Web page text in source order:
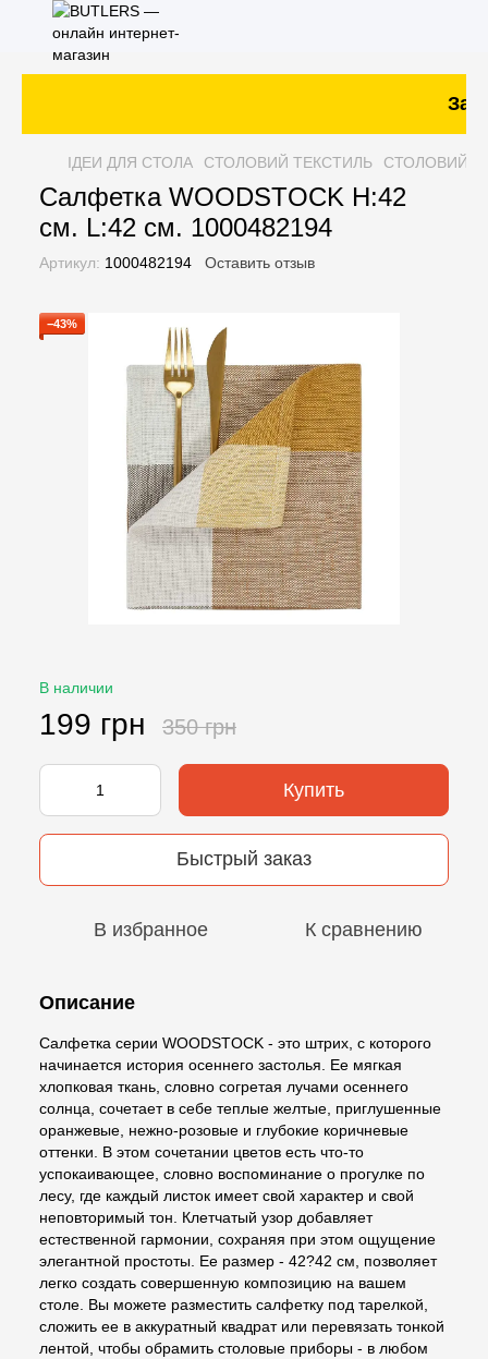
ІДЕИ ДЛЯ СТОЛА СТОЛОВИЙ ТЕКСТИЛЬ СТОЛОВИЙ
Салфетка WOODSTOCK H:42
см. L:42 см. 1000482194
Артикул: 1000482194 Оставить отзыв
−43%
В наличии
199 грн 350 грн
Купить
Быстрый заказ
В избранное К сравнению
Описание
Салфетка серии WOODSTOCK - это штрих, с которого
начинается история осеннего застолья. Ее мягкая
хлопковая ткань, словно согретая лучами осеннего
солнца, сочетает в себе теплые желтые, приглушенные
оранжевые, нежно-розовые и глубокие коричневые
оттенки. В этом сочетании цветов есть что-то
успокаивающее, словно воспоминание о прогулке по
лесу, где каждый листок имеет свой характер и свой
неповторимый тон. Клетчатый узор добавляет
естественной гармонии, сохраняя при этом ощущение
элегантной простоты. Ее размер - 42?42 см, позволяет
легко создать совершенную композицию на вашем
столе. Вы можете разместить салфетку под тарелкой,
сложить ее в аккуратный квадрат или перевязать тонкой
лентой, чтобы обрамить столовые приборы - в любом